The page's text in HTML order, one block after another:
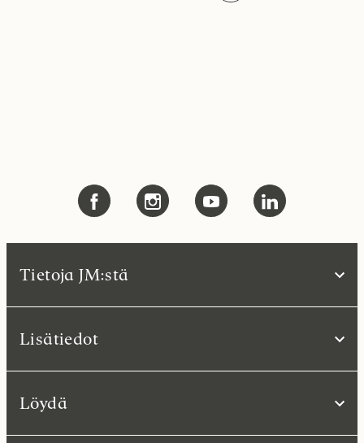
Tietoja JM:stä
Lisätiedot
Löydä